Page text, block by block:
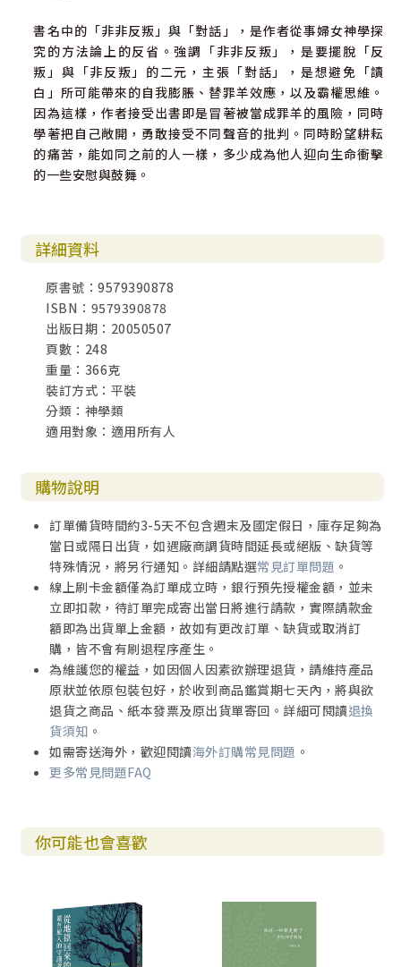
書名中的「非非反叛」與「對話」，是作者從事婦女神學探
究的方法論上的反省。強調「非非反叛」，是要擺脫「反
叛」與「非反叛」的二元，主張「對話」，是想避免「讀
白」所可能帶來的自我膨脹、替罪羊效應，以及霸權思維。
因為這樣，作者接受出書即是冒著被當成罪羊的風險，同時
學著把自己敞開，勇敢接受不同聲音的批判。同時盼望耕耘
的痛苦，能如同之前的人一樣，多少成為他人迎向生命衝擊
的一些安慰與鼓舞。
詳細資料
原書號：9579390878
ISBN：9579390878
出版日期：20050507
頁數：248
重量：366克
裝訂方式：平裝
分類：神學類
適用對象：適用所有人
購物說明
訂單備貨時間約3-5天不包含週末及國定假日，庫存足夠為
當日或隔日出貨，如遇廠商調貨時間延長或絕版、缺貨等
特殊情況，將另行通知。詳細請點選常見訂單問題 。
線上刷卡金額僅為訂單成立時，銀行預先授權金額，並未
立即扣款，待訂單完成寄出當日將進行請款，實際請款金
額即為出貨單上金額，故如有更改訂單、缺貨或取消訂
購，皆不會有刷退程序產生。
為維護您的權益，如因個人因素欲辦理退貨，請維持產品
原狀並依原包裝包好，於收到商品鑑賞期七天內，將與欲
退貨之商品、紙本發票及原出貨單寄回。詳細可閱讀退換
貨須知 。
如需寄送海外，歡迎閱讀海外訂購常見問題 。
更多常見問題FAQ
你可能也會喜歡